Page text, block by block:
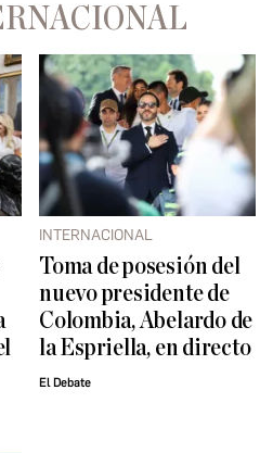
INTERNACIONAL
Toma de posesión del
nuevo presidente de
Colombia, Abelardo de
la Espriella, en directo
El Debate